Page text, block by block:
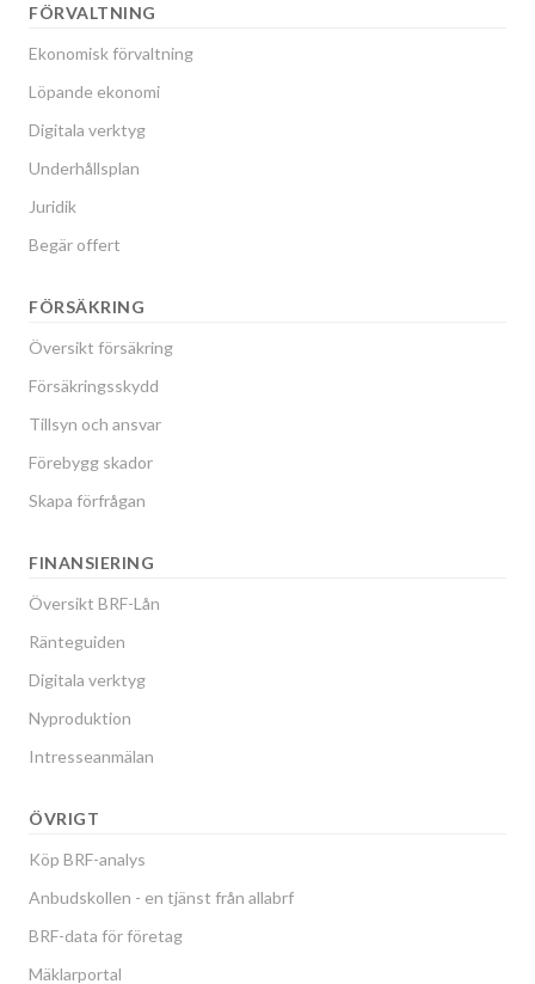
FÖRVALTNING
Ekonomisk förvaltning
Löpande ekonomi
Digitala verktyg
Underhållsplan
Juridik
Begär offert
FÖRSÄKRING
Översikt försäkring
Försäkringsskydd
Tillsyn och ansvar
Förebygg skador
Skapa förfrågan
FINANSIERING
Översikt BRF-Lån
Ränteguiden
Digitala verktyg
Nyproduktion
Intresseanmälan
ÖVRIGT
Köp BRF-analys
Anbudskollen - en tjänst från allabrf
BRF-data för företag
Mäklarportal